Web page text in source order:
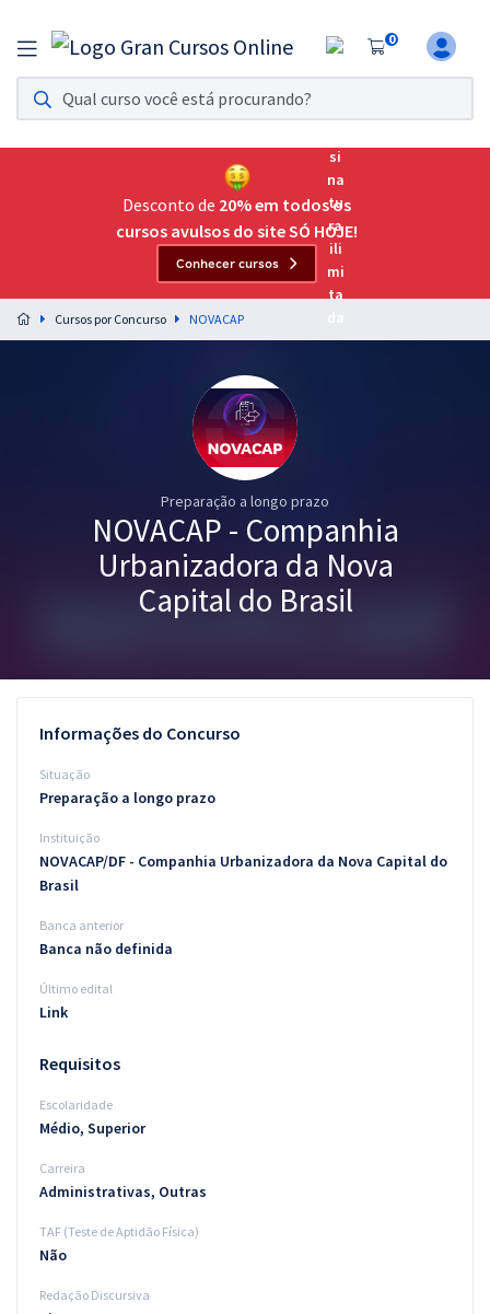
0
Assinatura Ilimitada 11
Acesso a todos os cursos. Teste grátis por 7 dias!
Assinatura OAB Até Passar
Acesso ilimitado a toda preparação para o Exame da
Preparação completa e intensiva para as principais
residências em saúde do Brasil
Graduação
Blog
Aprovados
Desconto de 20% em todos os
cursos avulsos do site SÓ HOJE!
Conhecer cursos
Cursos por Concurso NOVACAP
Preparação a longo prazo
NOVACAP - Companhia
Urbanizadora da Nova
Capital do Brasil
Informações do Concurso
Situação
Preparação a longo prazo
Instituição
NOVACAP/DF - Companhia Urbanizadora da Nova Capital do
Brasil
Banca anterior
Banca não definida
Último edital
Link
Requisitos
Escolaridade
Médio, Superior
Carreira
Administrativas, Outras
TAF (Teste de Aptidão Física)
Não
Redação Discursiva